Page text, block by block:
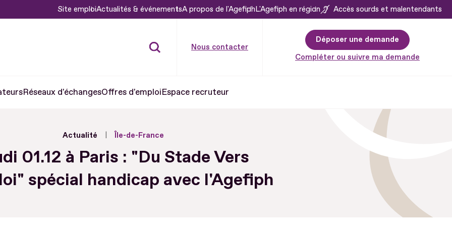
Site emploiActualités & événementsA propos de l'AgefiphL'Agefiph en région Accès sourds et malentendants
Nous contacter
Déposer une demande
Compléter ou suivre ma demande
Réseaux d'échangesOffres d'emploiEspace recruteur
Actualité Île-de-France
01.12 à Paris : "Du Stade Vers
spécial handicap avec l'Agefiph